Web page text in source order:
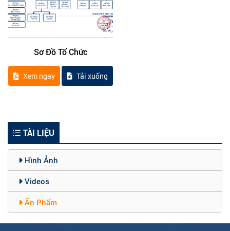
TÀI LIỆU
Hình Ảnh
Videos
Ấn Phẩm
Sơ Đồ Tổ Chức
Xem ngay Tải xuống